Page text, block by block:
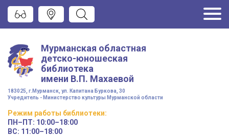
Мурманская областная
детско-юношеская
библиотека
имени В.П. Махаевой
183025, г.Мурманск, ул. Капитана Буркова, 30
Учредитель - Министерство культуры Мурманской области
Режим работы библиотеки:
ПН–ПТ: 10:00–18:00
ВС: 11:00–18:00